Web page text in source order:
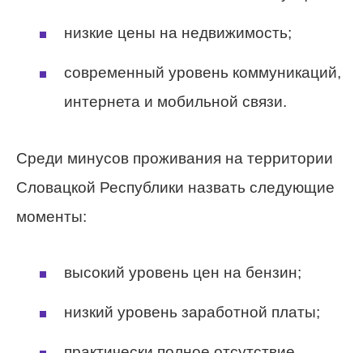
низкие цены на недвижимость;
современный уровень коммуникаций,
интернета и мобильной связи.
Среди минусов проживания на территории
Словацкой Республики назвать следующие
моменты:
высокий уровень цен на бензин;
низкий уровень заработной платы;